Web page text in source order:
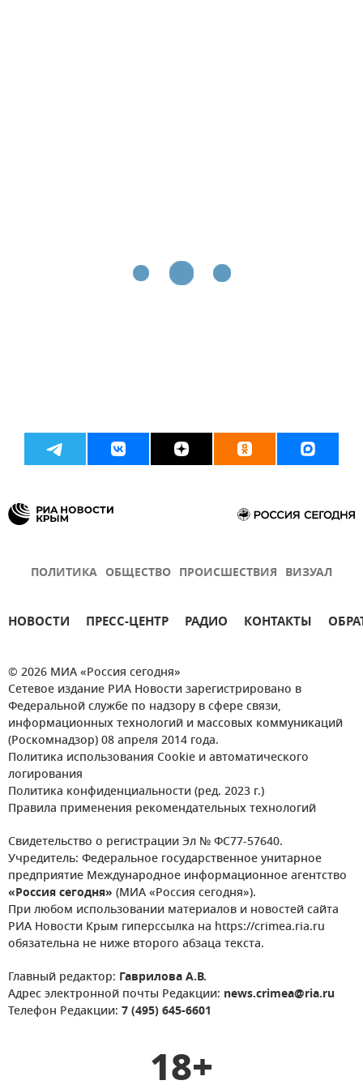
ПОЛИТИКА ОБЩЕСТВО ПРОИСШЕСТВИЯ ВИЗУАЛ
НОВОСТИ ПРЕСС-ЦЕНТР РАДИО КОНТАКТЫ
© 2026 МИА «Россия сегодня»
Сетевое издание РИА Новости зарегистрировано в
Федеральной службе по надзору в сфере связи,
информационных технологий и массовых коммуникаций
(Роскомнадзор) 08 апреля 2014 года.
Политика использования Cookie и автоматического
логирования
Политика конфиденциальности (ред. 2023 г.)
Правила применения рекомендательных технологий
Свидетельство о регистрации Эл № ФС77-57640.
Учредитель: Федеральное государственное унитарное
предприятие Международное информационное агентство
«Россия сегодня» (МИА «Россия сегодня»).
При любом использовании материалов и новостей сайта
РИА Новости Крым гиперссылка на https://crimea.ria.ru
обязательна не ниже второго абзаца текста.
Главный редактор: Гаврилова А.В.
Адрес электронной почты Редакции: news.crimea@ria.ru
Телефон Редакции: 7 (495) 645-6601
18+